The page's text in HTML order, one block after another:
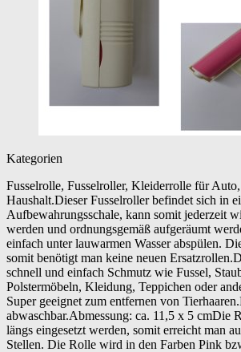
Kategorien
Fusselrolle, Fusselroller, Kleiderrolle für
Haushalt.Dieser Fusselroller befindet sich in
Aufbewahrungsschale, kann somit jederzeit
werden und ordnungsgemäß aufgeräumt
einfach unter lauwarmen Wasser abspülen.
somit benötigt man keine neuen
schnell und einfach Schmutz wie Fussel,
Polstermöbeln, Kleidung, Teppichen oder
Super geeignet zum entfernen von
abwaschbar.Abmessung: ca. 11,5 x 5 cmDie
längs eingesetzt werden, somit erreicht man
Stellen. Die Rolle wird in den Farben Pink